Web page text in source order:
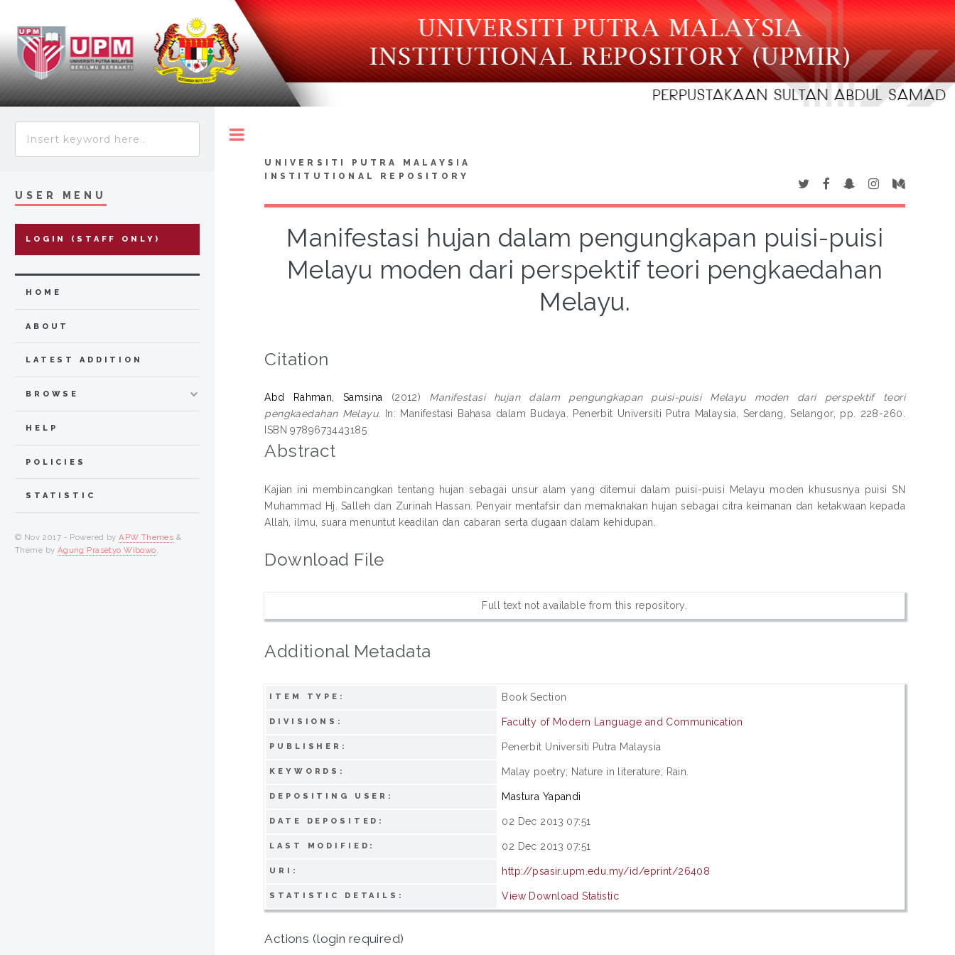
UNIVERSITI PUTRA MALAYSIA
INSTITUTIONAL REPOSITORY
Manifestasi hujan dalam pengungkapan puisi-puisi
Melayu moden dari perspektif teori pengkaedahan
Melayu.
Citation
Abd Rahman, Samsina (2012) Manifestasi hujan dalam pengungkapan puisi-puisi Melayu moden dari perspektif teori
pengkaedahan Melayu. In: Manifestasi Bahasa dalam Budaya. Penerbit Universiti Putra Malaysia, Serdang, Selangor, pp. 228-260.
ISBN 9789673443185
Abstract
Kajian ini membincangkan tentang hujan sebagai unsur alam yang ditemui dalam puisi-puisi Melayu moden khususnya puisi SN
Muhammad Hj. Salleh dan Zurinah Hassan. Penyair mentafsir dan memaknakan hujan sebagai citra keimanan dan ketakwaan kepada
Allah, ilmu, suara menuntut keadilan dan cabaran serta dugaan dalam kehidupan.
Download File
Full text not available from this repository.
Additional Metadata
ITEM TYPE: Book Section
DIVISIONS: Faculty of Modern Language and Communication
PUBLISHER: Penerbit Universiti Putra Malaysia
KEYWORDS: Malay poetry; Nature in literature; Rain.
DEPOSITING USER: Mastura Yapandi
DATE DEPOSITED: 02 Dec 2013 07:51
LAST MODIFIED: 02 Dec 2013 07:51
URI: http://psasir.upm.edu.my/id/eprint/26408
STATISTIC DETAILS: View Download Statistic
Actions (login required)
USER MENU
LOGIN (STAFF ONLY)
HOME
ABOUT
LATEST ADDITION
BROWSE
HELP
POLICIES
STATISTIC
© Nov 2017 - Powered byAPW Themes &
Theme by Agung Prasetyo Wibowo.